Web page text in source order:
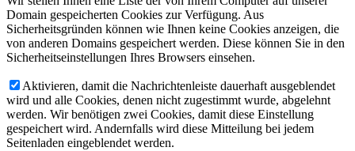
Domain gespeicherten Cookies zur Verfügung. Aus
Sicherheitsgründen können wie Ihnen keine Cookies anzeigen, die
von anderen Domains gespeichert werden. Diese können Sie in den
Sicherheitseinstellungen Ihres Browsers einsehen.
Aktivieren, damit die Nachrichtenleiste dauerhaft ausgeblendet
wird und alle Cookies, denen nicht zugestimmt wurde, abgelehnt
werden. Wir benötigen zwei Cookies, damit diese Einstellung
gespeichert wird. Andernfalls wird diese Mitteilung bei jedem
Seitenladen eingeblendet werden.